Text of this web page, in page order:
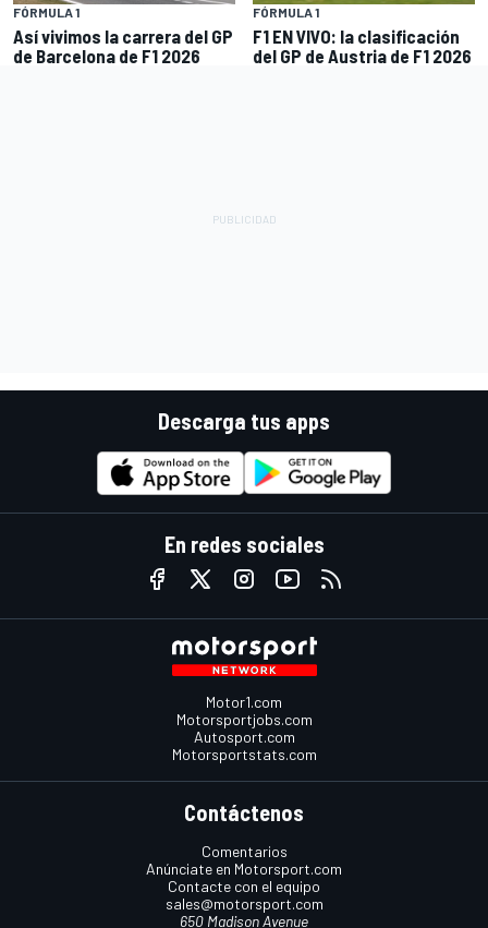
FÓRMULA 1
Así vivimos la carrera del GP
de Barcelona de F1 2026
FÓRMULA 1
F1 EN VIVO: la clasificación
del GP de Austria de F1 2026
Descarga tus apps
En redes sociales
Motor1.com
Motorsportjobs.com
Autosport.com
Motorsportstats.com
Contáctenos
Comentarios
Anúnciate en Motorsport.com
Contacte con el equipo
sales@motorsport.com
650 Madison Avenue